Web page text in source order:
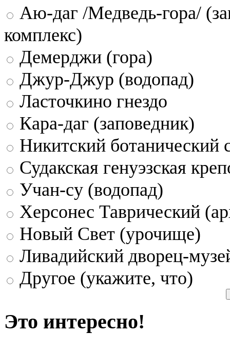
Аю-даг /Медведь-гора/
комплекс)
Демерджи (гора)
Джур-Джур (водопад)
Ласточкино гнездо
Кара-даг (заповедник)
Никитский ботанический
Судакская генуэзская
Учан-су (водопад)
Херсонес Таврический
Новый Свет (урочище)
Ливадийский дворец-
Другое (укажите, что)
Это интересно!